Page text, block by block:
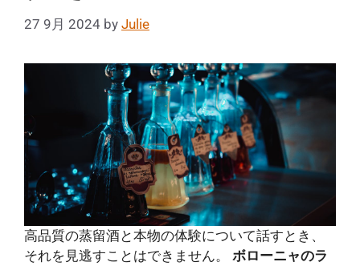
27 9月 2024 by Julie
高品質の蒸留酒と本物の体験について話すとき、
それを見逃すことはできません。 ボローニャのラ